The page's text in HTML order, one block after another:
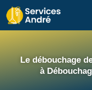
Le débouchage
à